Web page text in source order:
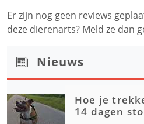
Er zijn nog geen reviews
deze dierenarts? Meld ze dan
Nieuws
Hoe je
14 dagen